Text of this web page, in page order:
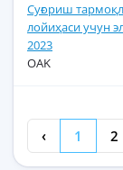
Суғориш
лойиҳаси учун
2023
OAK
‹ 1 2